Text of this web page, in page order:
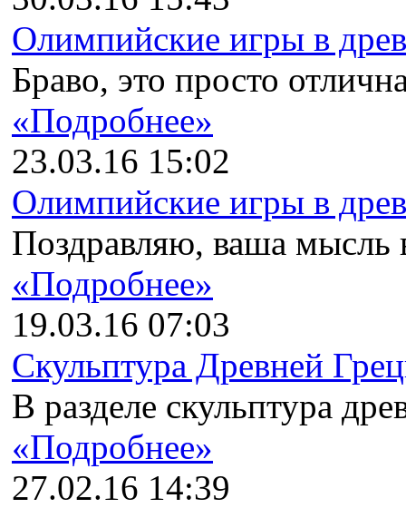
Олимпийские игры в
Браво, это просто
«Подробнее»
23.03.16 15:02
Олимпийские игры в
Поздравляю, ваша мысль
«Подробнее»
19.03.16 07:03
Скульптура Древней
В разделе скульптура
«Подробнее»
27.02.16 14:39